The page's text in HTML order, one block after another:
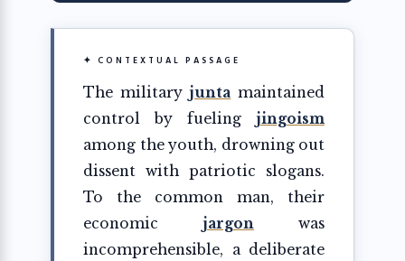
✦ CONTEXTUAL PASSAGE
The militaryjunta maintained
control by fueling jingoism
among the youth, drowning out
dissent with patriotic slogans.
To the common man, their
economic jargon was
incomprehensible, a deliberate